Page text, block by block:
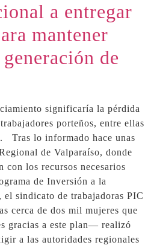
a entregar
mantener
de
significaría la pérdida
porteños, entre ellas
Tras lo informado hace unas
de Valparaíso, donde
con los recursos necesarios
de Inversión a la
sindicato de trabajadoras PIC
cerca de dos mil mujeres que
gracias a este plan— realizó
a las autoridades regionales